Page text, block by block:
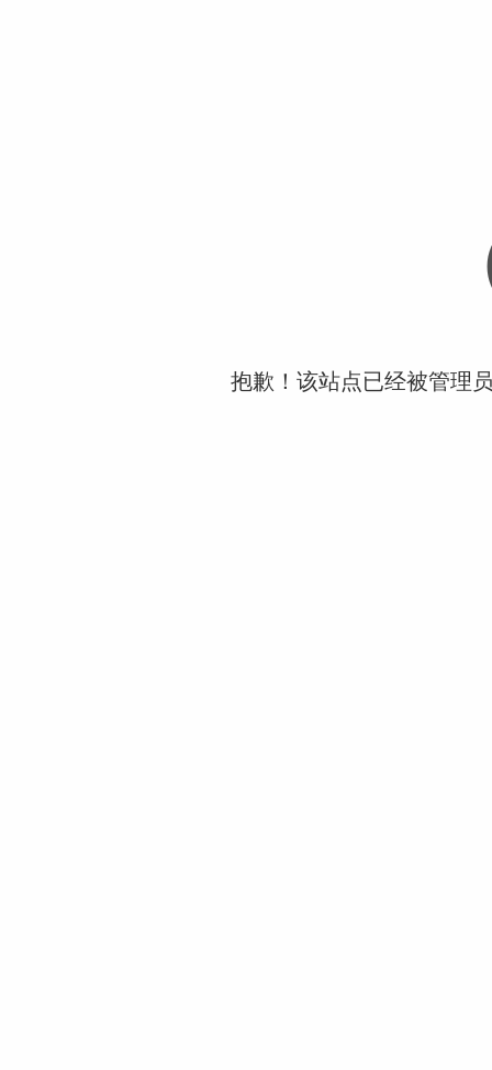
抱歉！该站点已经被管理